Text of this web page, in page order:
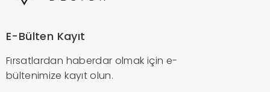
E-Bülten Kayıt
Fırsatlardan haberdar olmak için e-
bültenimize kayıt olun.